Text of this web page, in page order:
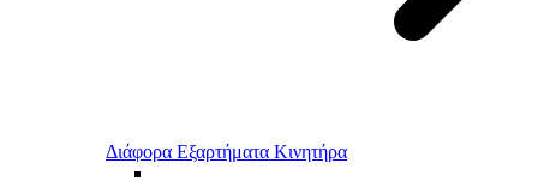
Διάφορα Εξαρτήματα Κινητήρα